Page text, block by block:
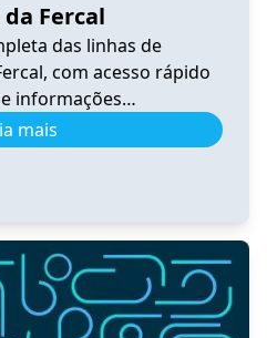
Fercal
das linhas de
com acesso rápido
informações
de Ônibus 0.531
Itinerário (2026) Ver
Ônibus 0.550
mais